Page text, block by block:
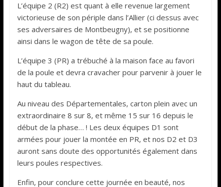
L’équipe 2 (R2) est quant à elle revenue largement
victorieuse de son périple dans l’Allier (ci dessus avec
ses adversaires de Montbeugny), et se positionne
ainsi dans le wagon de tête de sa poule.
L’équipe 3 (PR) a trébuché à la maison face au favori
de la poule et devra cravacher pour parvenir à jouer le
haut du tableau.
Au niveau des Départementales, carton plein avec un
extraordinaire 8 sur 8, et même 15 sur 16 depuis le
début de la phase… ! Les deux équipes D1 sont
armées pour jouer la montée en PR, et nos D2 et D3
auront sans doute des opportunités également dans
leurs poules respectives.
Enfin, pour conclure cette journée en beauté, nos